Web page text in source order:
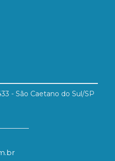
- São Caetano do Sul/SP